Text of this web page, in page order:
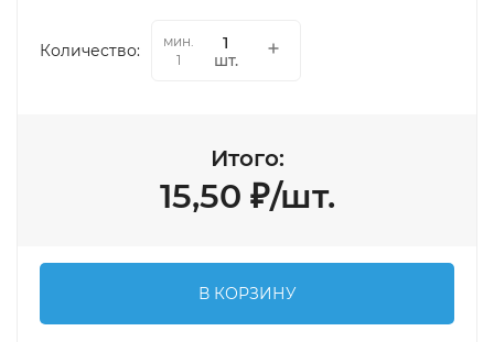
Количество:
мин.
1
шт.
Итого:
15,50 ₽/шт.
В КОРЗИНУ